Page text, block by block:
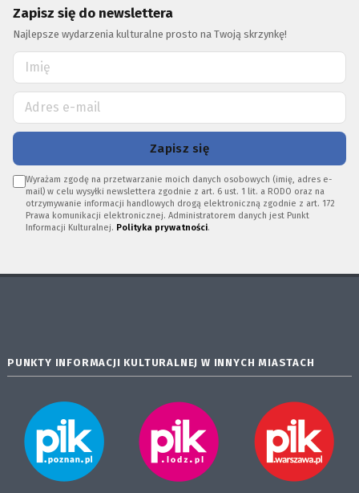
Zapisz się do newslettera
Najlepsze wydarzenia kulturalne prosto na Twoją skrzynkę!
Zapisz się
Wyrażam zgodę na przetwarzanie moich danych osobowych (imię, adres e-
mail) w celu wysyłki newslettera zgodnie z art. 6 ust. 1 lit. a RODO oraz na
otrzymywanie informacji handlowych drogą elektroniczną zgodnie z art. 172
Prawa komunikacji elektronicznej. Administratorem danych jest Punkt
Informacji Kulturalnej. Polityka prywatności.
PUNKTY INFORMACJI KULTURALNEJ W INNYCH MIASTACH